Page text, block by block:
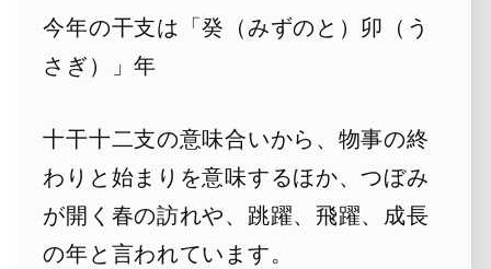
今年の干支は「癸（みずのと）卯（う
さぎ）」年
十干十二支の意味合いから、物事の終
わりと始まりを意味するほか、つぼみ
が開く春の訪れや、跳躍、飛躍、成長
の年と言われています。